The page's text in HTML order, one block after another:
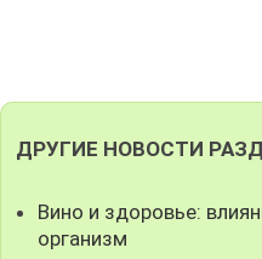
ДРУГИЕ НОВОСТИ
Вино и здоровье:
организм